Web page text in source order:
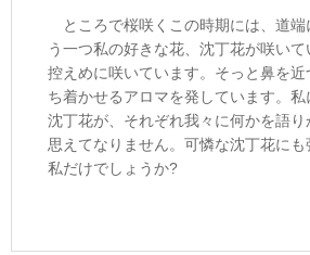
ところで桜咲くこの時期には、道端
う一つ私の好きな花、沈丁花が咲いて
控えめに咲いています。そっと鼻を
ち着かせるアロマを発しています。
沈丁花が、それぞれ我々に何かを語り
思えてなりません。可憐な沈丁花に
私だけでしょうか?